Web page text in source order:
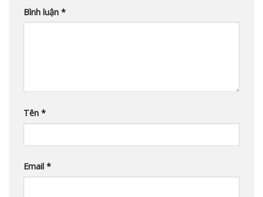
Bình luận *
Tên *
Email *